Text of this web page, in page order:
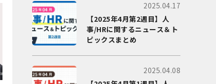
2025.04.17
【2025年4月第2週目】人
事/HRに関するニュース＆ト
ピックスまとめ
2025.04.08